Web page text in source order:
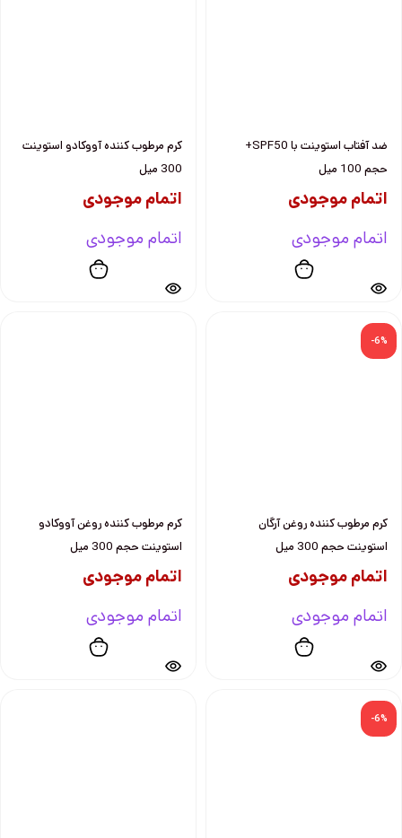
ضد آفتاب استوينت با SPF50+
حجم 100 ميل
اتمام موجودی
اتمام موجودی
كرم مرطوب كننده آووكادو استوينت
300 ميل
اتمام موجودی
اتمام موجودی
-6%
كرم مرطوب كننده روغن آرگان
استوينت حجم 300 ميل
اتمام موجودی
اتمام موجودی
كرم مرطوب كننده روغن آووكادو
استوينت حجم 300 ميل
اتمام موجودی
اتمام موجودی
-6%